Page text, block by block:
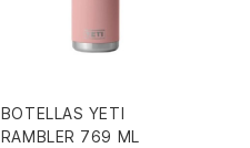
BOTELLAS YETI
RAMBLER 769 ML